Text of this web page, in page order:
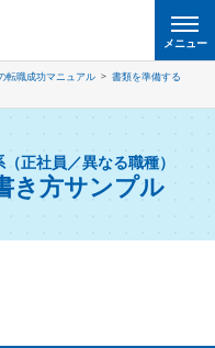
メニュー
転職成功マニュアル
書類を準備する
正社員／異なる職種）
き方サンプル